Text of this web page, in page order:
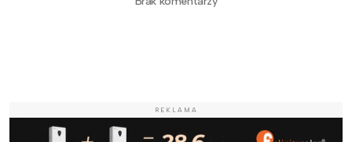
REKLAMA